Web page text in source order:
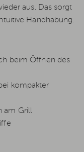
aus. Das sorgt
Handhabung.
beim Öffnen des
kompakter
am Grill